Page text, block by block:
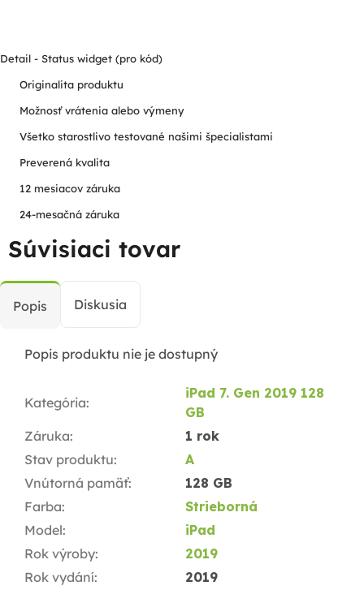
Detail - Status widget (pro kód)
Originalita produktu
Možnosť vrátenia alebo výmeny
Všetko starostlivo testované našimi špecialistami
Preverená kvalita
12 mesiacov záruka
24-mesačná záruka
Súvisiaci tovar
Popis Diskusia
Popis produktu nie je dostupný
Kategória:
iPad 7. Gen 2019 128
GB
Záruka:
1 rok
Stav produktu:
A
Vnútorná pamäť:
128 GB
Farba:
Strieborná
Model:
iPad
Rok výroby:
2019
Rok vydání:
2019